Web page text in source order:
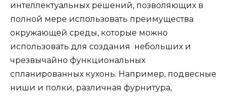
интеллектуальных решений, позволяющих в
полной мере использовать преимущества
окружающей среды, которые можно
использовать для создания небольших и
чрезвычайно функциональных
спланированных кухонь. Например, подвесные
ниши и полки, различная фурнитура,